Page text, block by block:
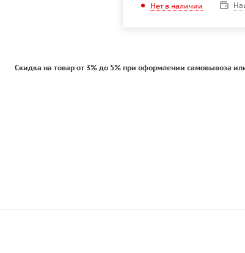
Нет в наличии
Скидка на товар от 3% до 5% при оформлении самовывоза